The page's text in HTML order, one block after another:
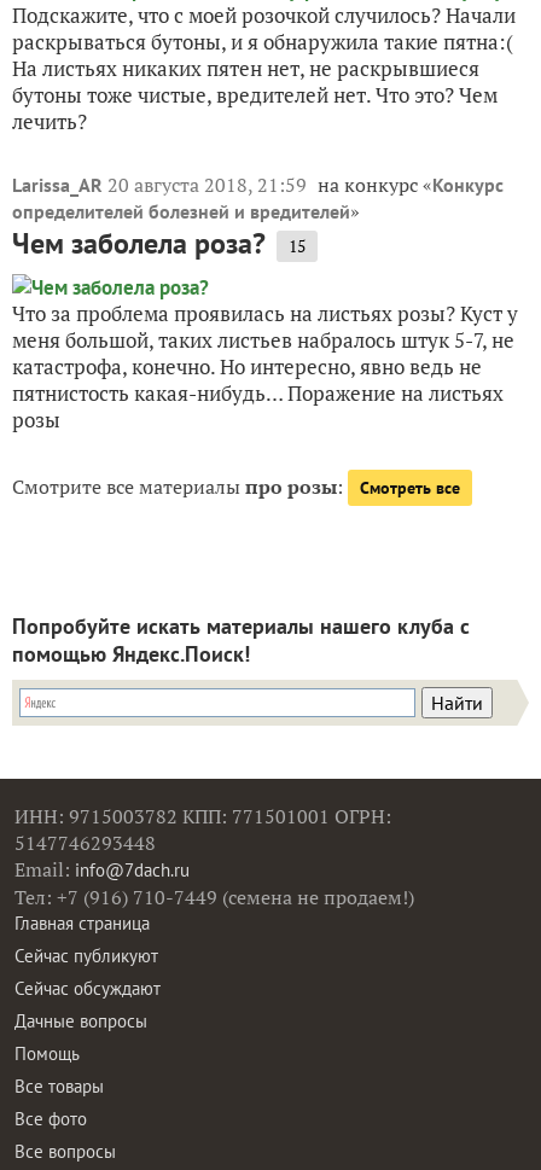
Подскажите, что с моей розочкой случилось? Начали
раскрываться бутоны, и я обнаружила такие пятна:(
На листьях никаких пятен нет, не раскрывшиеся
бутоны тоже чистые, вредителей нет. Что это? Чем
лечить?
Larissa_AR 20 августа 2018, 21:59 на конкурс «Конкурс
определителей болезней и вредителей»
Чем заболела роза? 15
Что за проблема проявилась на листьях розы? Куст у
меня большой, таких листьев набралось штук 5-7, не
катастрофа, конечно. Но интересно, явно ведь не
пятнистость какая-нибудь… Поражение на листьях
розы
Смотрите все материалыпро розы: Смотреть все
Попробуйте искать материалы нашего клуба с
помощью Яндекс.Поиск!
ИНН: 9715003782 КПП: 771501001 ОГРН:
5147746293448
Email: info@7dach.ru
Тел: +7 (916) 710-7449 (семена не продаем!)
Главная страница
Сейчас публикуют
Сейчас обсуждают
Дачные вопросы
Помощь
Все товары
Все фото
Все вопросы